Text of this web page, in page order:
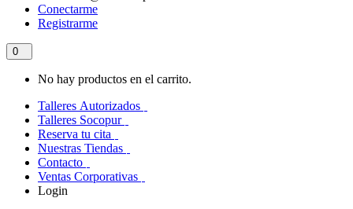
Conectarme
Registrarme
0
No hay productos en el carrito.
Talleres Autorizados
Talleres Socopur
Reserva tu cita
Nuestras Tiendas
Contacto
Ventas Corporativas
Login